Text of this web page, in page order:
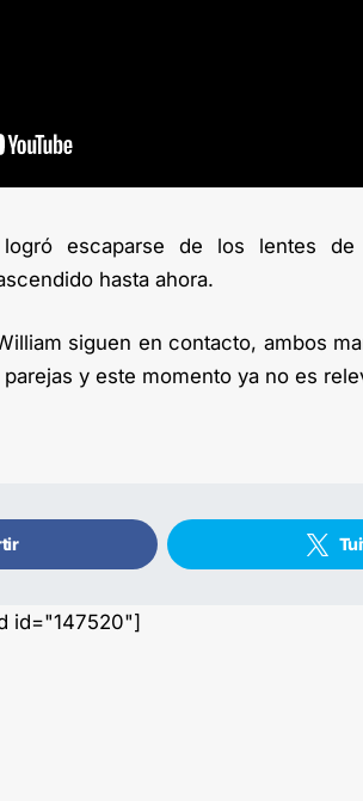
logró escaparse de los lentes
hasta ahora.
siguen en contacto, ambos
y este momento ya no es
id="147520"]